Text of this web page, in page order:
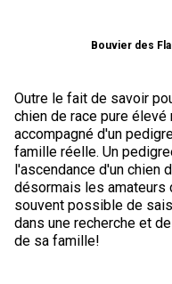
Bouvier des
Outre le fait de savoir
chien de race pure
accompagné d'un
famille réelle. Un
l'ascendance d'un chien
désormais les amateurs
souvent possible de
dans une recherche et
de sa famille!